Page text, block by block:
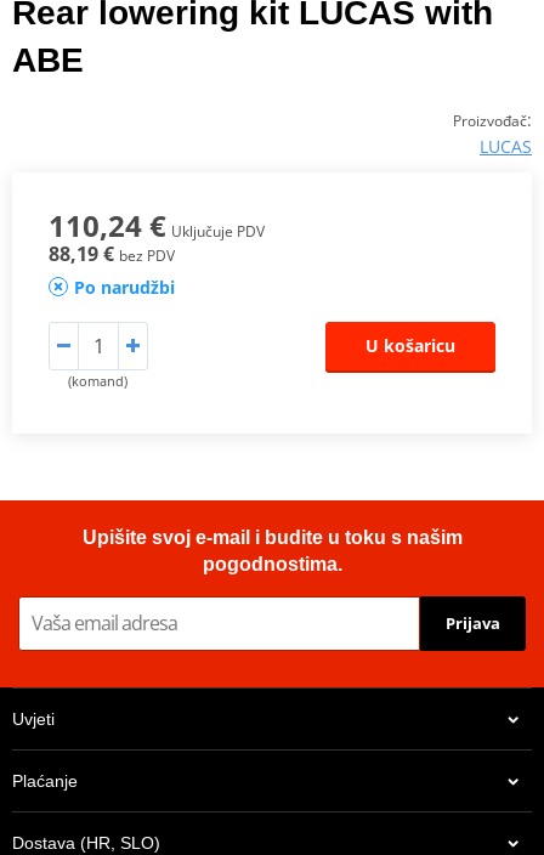
Rear lowering kit LUCAS with
ABE
Proizvođač:
LUCAS
110,24 € Uključuje PDV
88,19 € bez PDV
Po narudžbi
(komand)
U košaricu
Upišite svoj e-mail i budite u toku s našim
pogodnostima.
Prijava
Uvjeti
Plaćanje
Dostava (HR, SLO)